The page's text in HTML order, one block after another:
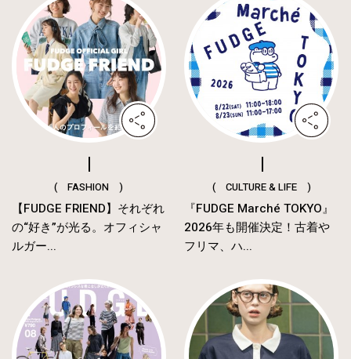
( FASHION )
【FUDGE FRIEND】それぞれ
の“好き”が光る。オフィシャ
ルガー...
( CULTURE & LIFE )
『FUDGE Marché TOKYO』
2026年も開催決定！古着や
フリマ、ハ...